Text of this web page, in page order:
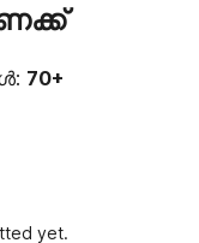
70+
yet.